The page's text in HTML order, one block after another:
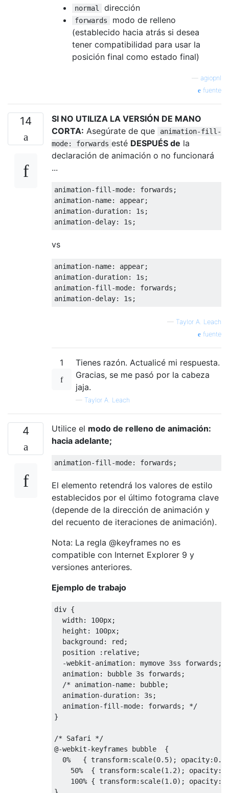
normal dirección
forwards
modo de relleno
(establecido hacia atrás si desea
tener compatibilidad para usar la
posición final como estado final)
agiopnl
fuente
14
SI NO UTILIZA LA VERSIÓN DE MANO
CORTA: Asegúrate de que
animation-fill-
mode: forwards esté DESPUÉS de la
declaración de animación o no funcionará
...
animation-fill -mode: forwards ;
animation-name: appear;
animation-duration: 1s ;
animation-delay: 1s ;
vs
animation-name: appear;
animation-duration: 1s ;
animation-fill -mode: forwards ;
animation-delay: 1s ;
— Taylor A. Leach
fuente
1
Tienes razón. Actualicé mi respuesta.
Gracias, se me pasó por la cabeza
jaja.
— Taylor A. Leach
4 Utilice el modo de relleno de animación:
hacia adelante;
animation-fill -mode: forwards ;
El elemento retendrá los valores de estilo
establecidos por el último fotograma clave
(depende de la dirección de animación y
del recuento de iteraciones de animación).
Nota: La regla @keyframes no es
compatible con Internet Explorer 9 y
versiones anteriores.
Ejemplo de trabajo
div {
width: 100px;
height : 100px;
background: red;
position
: relative;
-webkit-animation: mymove 3ss forwards ;
animation: bubble 3s forwards ;
/* animation-name: bubble;
  animation-duration: 3s;
  animation-fill-mode: forwards; */
}
/* Safari */
@-webkit-keyframes bubble {
0%
{ transform: scale(0.5); opacity: 0.0
50%
{ transform: scale(1.2); opacity:
100% { transform: scale(1.0); opacity: